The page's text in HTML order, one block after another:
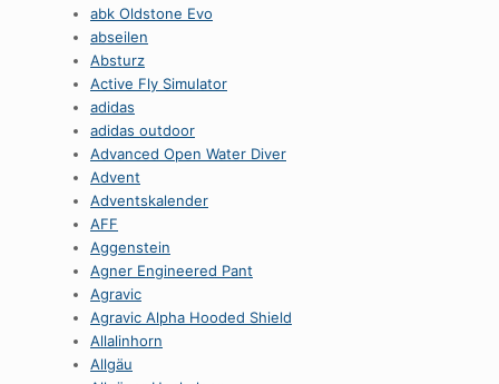
abk Oldstone Evo
abseilen
Absturz
Active Fly Simulator
adidas
adidas outdoor
Advanced Open Water Diver
Advent
Adventskalender
AFF
Aggenstein
Agner Engineered Pant
Agravic
Agravic Alpha Hooded Shield
Allalinhorn
Allgäu